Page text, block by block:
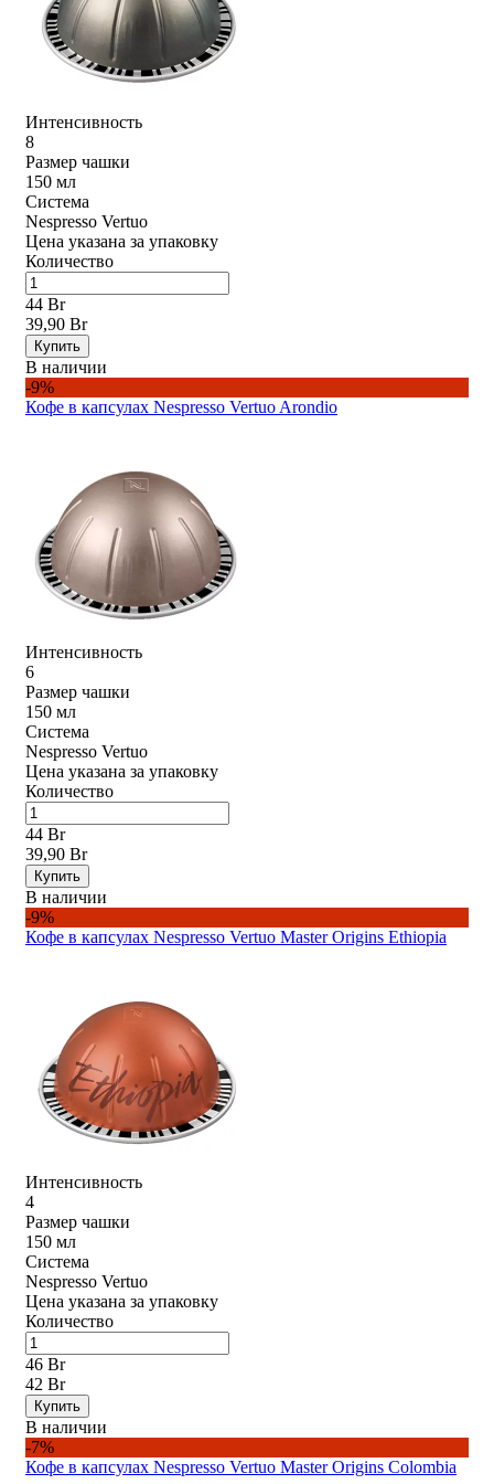
Интенсивность
8
Размер чашки
150 мл
Система
Nespresso Vertuo
Цена указана за упаковку
Количество
44 Br
39,90 Br
Купить
В наличии
-9%
Кофе в капсулах Nespresso Vertuo Arondio
Интенсивность
6
Размер чашки
150 мл
Система
Nespresso Vertuo
Цена указана за упаковку
Количество
44 Br
39,90 Br
Купить
В наличии
-9%
Кофе в капсулах Nespresso Vertuo Master Origins Ethiopia
Интенсивность
4
Размер чашки
150 мл
Система
Nespresso Vertuo
Цена указана за упаковку
Количество
46 Br
42 Br
Купить
В наличии
-7%
Кофе в капсулах Nespresso Vertuo Master Origins Colombia